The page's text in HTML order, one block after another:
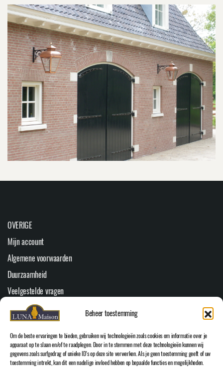
Beheer toestemming
Om de beste ervaringen te bieden, gebruiken wij technologieën zoals cookies om informatie over je
apparaat op te slaan en/of te raadplegen. Door in te stemmen met deze technologieën kunnen wij
gegevens zoals surfgedrag of unieke ID's op deze site verwerken. Als je geen toestemming geeft of uw
toestemming intrekt, kan dit een nadelige invloed hebben op bepaalde functies en mogelijkheden.
OVERIGE
Mijn account
Algemene voorwaarden
Duurzaamheid
Veelgestelde vragen
Youtube
Cookiebeleid (EU)
HOOFDMENU
Home